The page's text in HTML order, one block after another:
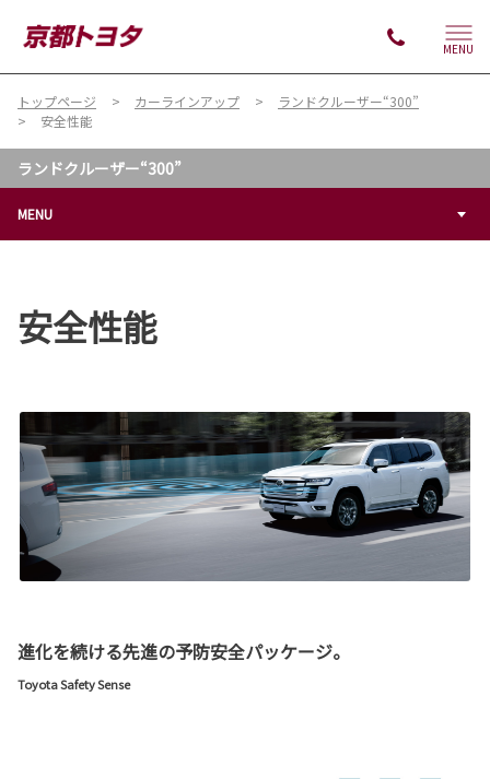
MENU
トップページ カーラインアップ
ランドクルーザー“300”
安全性能
ランドクルーザー“300”
MENU
安全性能
進化を続ける先進の予防安全パッケージ。
Toyota Safety Sense